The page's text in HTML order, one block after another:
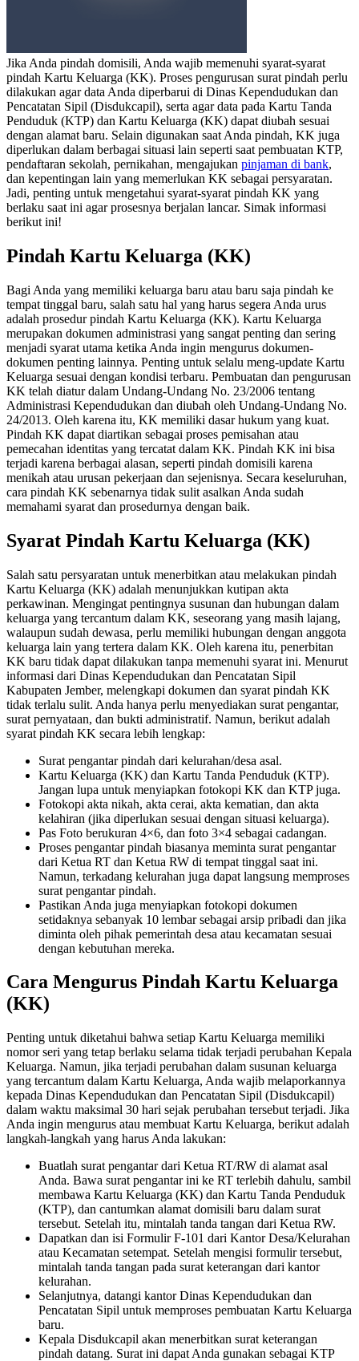
Jika Anda pindah domisili, Anda wajib memenuhi syarat-syarat
pindah Kartu Keluarga (KK). Proses pengurusan surat pindah perlu
dilakukan agar data Anda diperbarui di Dinas Kependudukan dan
Pencatatan Sipil (Disdukcapil), serta agar data pada Kartu Tanda
Penduduk (KTP) dan Kartu Keluarga (KK) dapat diubah sesuai
dengan alamat baru. Selain digunakan saat Anda pindah, KK juga
diperlukan dalam berbagai situasi lain seperti saat pembuatan KTP,
pendaftaran sekolah, pernikahan, mengajukan pinjaman di bank,
dan kepentingan lain yang memerlukan KK sebagai persyaratan.
Jadi, penting untuk mengetahui syarat-syarat pindah KK yang
berlaku saat ini agar prosesnya berjalan lancar. Simak informasi
berikut ini!
Pindah Kartu Keluarga (KK)
Bagi Anda yang memiliki keluarga baru atau baru saja pindah ke
tempat tinggal baru, salah satu hal yang harus segera Anda urus
adalah prosedur pindah Kartu Keluarga (KK). Kartu Keluarga
merupakan dokumen administrasi yang sangat penting dan sering
menjadi syarat utama ketika Anda ingin mengurus dokumen-
dokumen penting lainnya. Penting untuk selalu meng-update Kartu
Keluarga sesuai dengan kondisi terbaru. Pembuatan dan pengurusan
KK telah diatur dalam Undang-Undang No. 23/2006 tentang
Administrasi Kependudukan dan diubah oleh Undang-Undang No.
24/2013. Oleh karena itu, KK memiliki dasar hukum yang kuat.
Pindah KK dapat diartikan sebagai proses pemisahan atau
pemecahan identitas yang tercatat dalam KK. Pindah KK ini bisa
terjadi karena berbagai alasan, seperti pindah domisili karena
menikah atau urusan pekerjaan dan sejenisnya. Secara keseluruhan,
cara pindah KK sebenarnya tidak sulit asalkan Anda sudah
memahami syarat dan prosedurnya dengan baik.
Syarat Pindah Kartu Keluarga (KK)
​​Salah satu persyaratan untuk menerbitkan atau melakukan pindah
Kartu Keluarga (KK) adalah menunjukkan kutipan akta
perkawinan. Mengingat pentingnya susunan dan hubungan dalam
keluarga yang tercantum dalam KK, seseorang yang masih lajang,
walaupun sudah dewasa, perlu memiliki hubungan dengan anggota
keluarga lain yang tertera dalam KK. Oleh karena itu, penerbitan
KK baru tidak dapat dilakukan tanpa memenuhi syarat ini. Menurut
informasi dari Dinas Kependudukan dan Pencatatan Sipil
Kabupaten Jember, melengkapi dokumen dan syarat pindah KK
tidak terlalu sulit. Anda hanya perlu menyediakan surat pengantar,
surat pernyataan, dan bukti administratif. Namun, berikut adalah
syarat pindah KK secara lebih lengkap:
Surat pengantar pindah dari kelurahan/desa asal.
Kartu Keluarga (KK) dan Kartu Tanda Penduduk (KTP).
Jangan lupa untuk menyiapkan fotokopi KK dan KTP juga.
Fotokopi akta nikah, akta cerai, akta kematian, dan akta
kelahiran (jika diperlukan sesuai dengan situasi keluarga).
Pas Foto berukuran 4×6, dan foto 3×4 sebagai cadangan.
Proses pengantar pindah biasanya meminta surat pengantar
dari Ketua RT dan Ketua RW di tempat tinggal saat ini.
Namun, terkadang kelurahan juga dapat langsung memproses
surat pengantar pindah.
Pastikan Anda juga menyiapkan fotokopi dokumen
setidaknya sebanyak 10 lembar sebagai arsip pribadi dan jika
diminta oleh pihak pemerintah desa atau kecamatan sesuai
dengan kebutuhan mereka.
Cara Mengurus Pindah Kartu Keluarga
(KK)
Penting untuk diketahui bahwa setiap Kartu Keluarga memiliki
nomor seri yang tetap berlaku selama tidak terjadi perubahan Kepala
Keluarga. Namun, jika terjadi perubahan dalam susunan keluarga
yang tercantum dalam Kartu Keluarga, Anda wajib melaporkannya
kepada Dinas Kependudukan dan Pencatatan Sipil (Disdukcapil)
dalam waktu maksimal 30 hari sejak perubahan tersebut terjadi. Jika
Anda ingin mengurus atau membuat Kartu Keluarga, berikut adalah
langkah-langkah yang harus Anda lakukan:
Buatlah surat pengantar dari Ketua RT/RW di alamat asal
Anda. Bawa surat pengantar ini ke RT terlebih dahulu, sambil
membawa Kartu Keluarga (KK) dan Kartu Tanda Penduduk
(KTP), dan cantumkan alamat domisili baru dalam surat
tersebut. Setelah itu, mintalah tanda tangan dari Ketua RW.
Dapatkan dan isi Formulir F-101 dari Kantor Desa/Kelurahan
atau Kecamatan setempat. Setelah mengisi formulir tersebut,
mintalah tanda tangan pada surat keterangan dari kantor
kelurahan.
Selanjutnya, datangi kantor Dinas Kependudukan dan
Pencatatan Sipil untuk memproses pembuatan Kartu Keluarga
baru.
Kepala Disdukcapil akan menerbitkan surat keterangan
pindah datang. Surat ini dapat Anda gunakan sebagai KTP